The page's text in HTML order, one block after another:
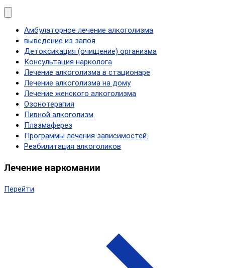
Амбулаторное лечение алкоголизма
выведение из запоя
Детоксикация (очищение) организма
Консультация нарколога
Лечение алкоголизма в стационаре
Лечение алкоголизма на дому
Лечение женского алкоголизма
Озонотерапия
Пивной алкоголизм
Плазмаферез
Программы лечения зависимостей
Реабилитация алкоголиков
Лечение наркомании
Перейти